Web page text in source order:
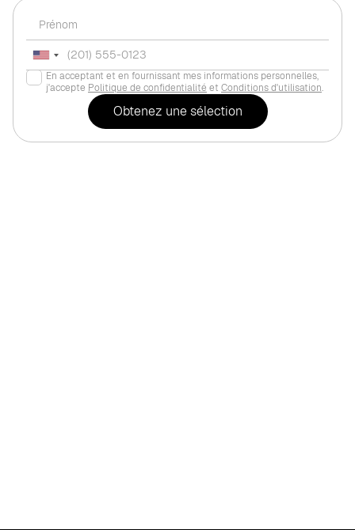
En acceptant et en fournissant mes informations personnelles,
j'accepte Politique de confidentialité et Conditions d'utilisation.